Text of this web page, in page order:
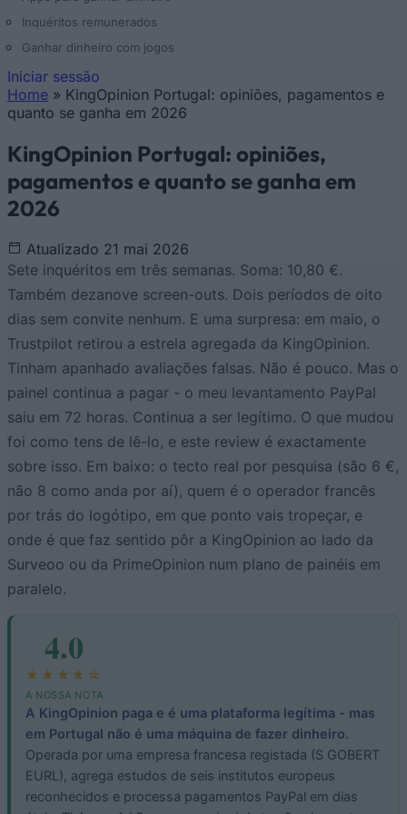
Inquéritos remunerados
Ganhar dinheiro com jogos
Iniciar sessão
Está aqui
Home » KingOpinion Portugal: opiniões, pagamentos e
quanto se ganha em 2026
KingOpinion Portugal: opiniões,
pagamentos e quanto se ganha em
2026
Atualizado 21 mai 2026
Sete inquéritos em três semanas. Soma: 10,80 €.
Também dezanove screen-outs. Dois períodos de oito
dias sem convite nenhum. E uma surpresa: em maio, o
Trustpilot retirou a estrela agregada da KingOpinion.
Tinham apanhado avaliações falsas. Não é pouco. Mas o
painel continua a pagar - o meu levantamento PayPal
saiu em 72 horas. Continua a ser legítimo. O que mudou
foi como tens de lê-lo, e este review é exactamente
sobre isso. Em baixo: o tecto real por pesquisa (são 6 €,
não 8 como anda por aí), quem é o operador francês
por trás do logótipo, em que ponto vais tropeçar, e
onde é que faz sentido pôr a KingOpinion ao lado da
Surveoo ou da PrimeOpinion num plano de painéis em
paralelo.
4.0
★★★★☆
A NOSSA NOTA
A KingOpinion paga e é uma plataforma legítima - mas
em Portugal não é uma máquina de fazer dinheiro.
Operada por uma empresa francesa registada (S GOBERT
EURL), agrega estudos de seis institutos europeus
reconhecidos e processa pagamentos PayPal em dias